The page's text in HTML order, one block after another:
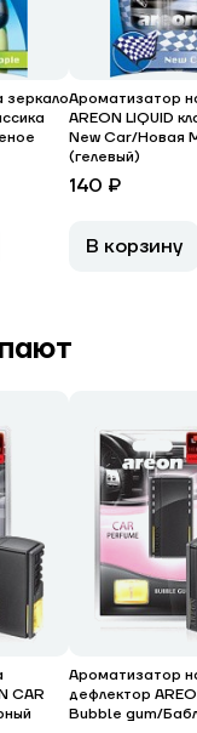
зеркалоАроматизатор
AREON LIQUID
New Car/Новая
(гелевый)
140 ₽
В корзину
CAR
Ароматизатор
дефлектор
Bubble gum/